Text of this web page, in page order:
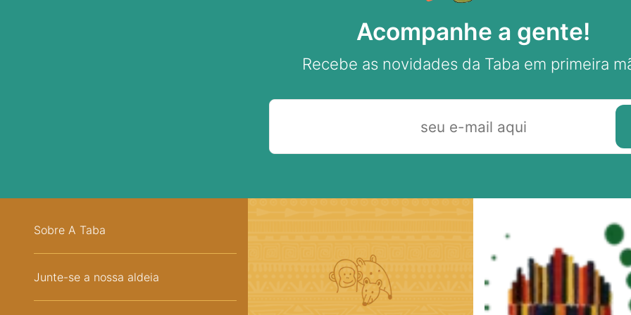
Acompanhe a gente!
Recebe as novidades da Taba em primeira
Sobre A Taba
Junte-se a nossa aldeia